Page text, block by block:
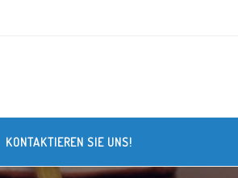
KONTAKTIEREN SIE UNS!